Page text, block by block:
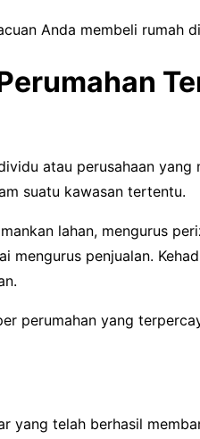
Anda membeli rumah
atau perusahaan
suatu kawasan tertentu.
lahan, mengurus
mengurus penjualan.
perumahan yang
yang telah berhasil